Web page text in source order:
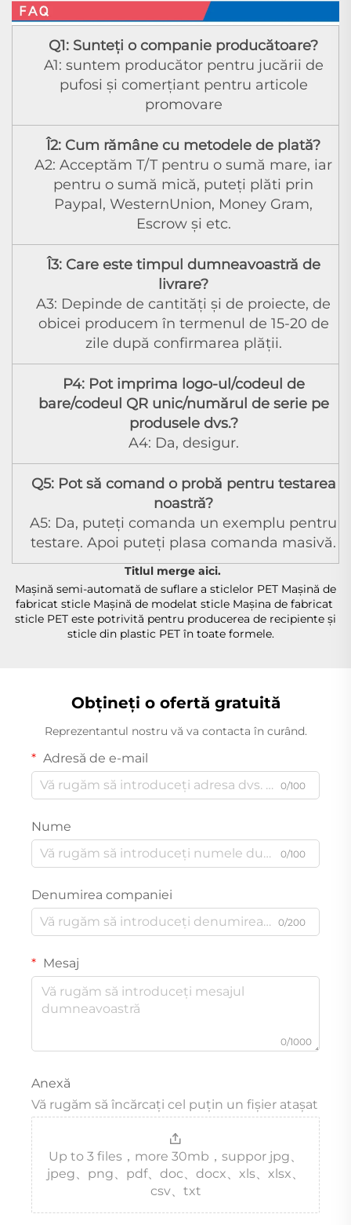
Q1: Sunteți o companie producătoare?
A1: suntem producător pentru jucării de
pufosi și comerțiant pentru articole
promovare
Î2: Cum rămâne cu metodele de plată?
A2: Acceptăm T/T pentru o sumă mare, iar
pentru o sumă mică, puteți plăti prin
Paypal, WesternUnion, Money Gram,
Escrow și etc.
Î3: Care este timpul dumneavoastră de
livrare?
A3: Depinde de cantități și de proiecte, de
obicei producem în termenul de 15-20 de
zile după confirmarea plății.
P4: Pot imprima logo-ul/codeul de
bare/codeul QR unic/numărul de serie pe
produsele dvs.?
A4: Da, desigur.
Q5: Pot să comand o probă pentru testarea
noastră?
A5: Da, puteți comanda un exemplu pentru
testare. Apoi puteți plasa comanda masivă.
Titlul merge aici.
Mașină semi-automată de suflare a sticlelor PET Mașină de
fabricat sticle Mașină de modelat sticle Mașina de fabricat
sticle PET este potrivită pentru producerea de recipiente și
sticle din plastic PET în toate formele.
Obțineți o ofertă gratuită
Reprezentantul nostru vă va contacta în curând.
Adresă de e-mail
0/100
Nume
0/100
Denumirea companiei
0/200
Mesaj
0/1000
Anexă
Vă rugăm să încărcați cel puțin un fișier atașat
Up to 3 files，more 30mb，suppor jpg、
jpeg、png、pdf、doc、docx、xls、xlsx、
csv、txt